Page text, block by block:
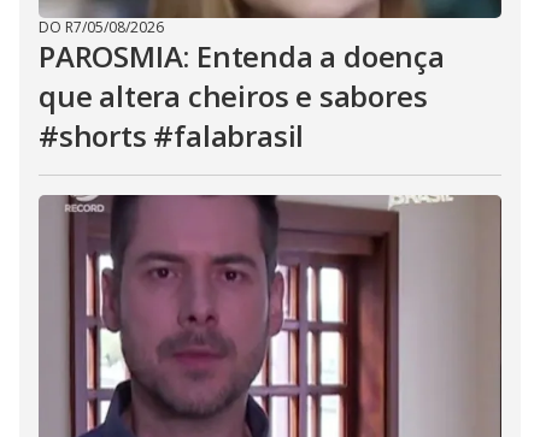
DO R7/05/08/2026
PAROSMIA: Entenda a doença
que altera cheiros e sabores
#shorts #falabrasil